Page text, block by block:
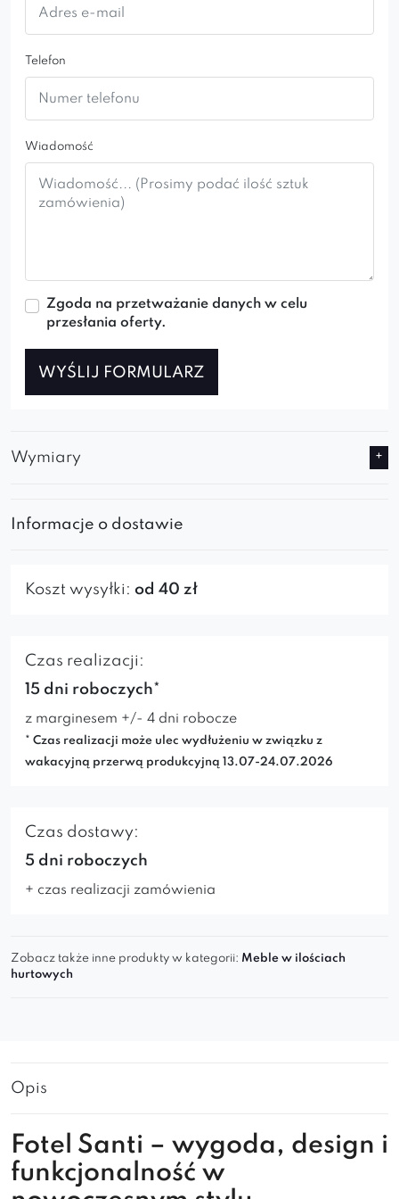
nogach.
Bogaty wybór tkanin pozwala na idealne
dostosowanie fotela do własnych potrzeb i
gustu. Fotel przykuwa uwagę w każdym salonie i
wnętrzach miejsc użyteczności publicznej.
Telefon
Wiadomość
Zgoda na przetważanie danych w celu
przesłania oferty.
WYŚLIJ FORMULARZ
Wymiary
Informacje o dostawie
Koszt wysyłki: od 40 zł
Czas realizacji:
15 dni roboczych*
z marginesem +/- 4 dni robocze
* Czas realizacji może ulec wydłużeniu w związku z
wakacyjną przerwą produkcyjną 13.07-24.07.2026
Czas dostawy:
5 dni roboczych
+ czas realizacji zamówienia
Zobacz także inne produkty w kategorii: Meble w ilościach
hurtowych
Opis
Fotel Santi – wygoda, design i
funkcjonalność w